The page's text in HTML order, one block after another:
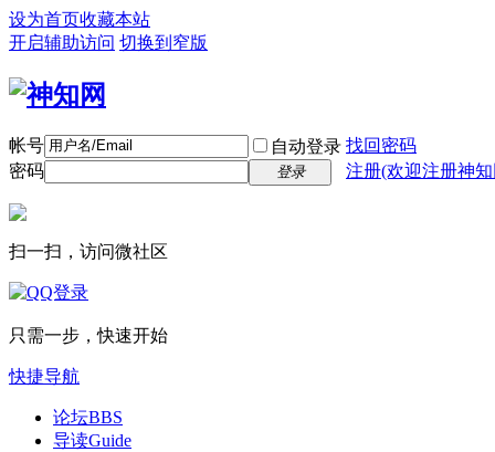
设为首页收藏本站
开启辅助访问 切换到窄版
帐号 自动登录 找回密码
密码
登录 注册(欢迎注册神
扫一扫，访问微社区
只需一步，快速开始
快捷导航
论坛BBS
导读Guide